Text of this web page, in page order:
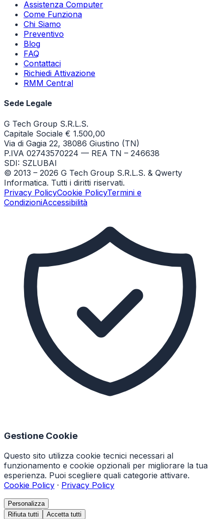
Assistenza Computer
Come Funziona
Chi Siamo
Preventivo
Blog
FAQ
Contattaci
Richiedi Attivazione
RMM Central
Sede Legale
G Tech Group S.R.L.S.
Capitale Sociale € 1.500,00
Via di Gagia 22, 38086 Giustino (TN)
P.IVA 02743570224 — REA TN – 246638
SDI: SZLUBAI
© 2013 – 2026 G Tech Group S.R.L.S. & Qwerty
Informatica. Tutti i diritti riservati.
Privacy PolicyCookie PolicyTermini e
CondizioniAccessibilità
Gestione Cookie
Questo sito utilizza cookie tecnici necessari al
funzionamento e cookie opzionali per migliorare la tua
esperienza. Puoi scegliere quali categorie attivare.
Cookie Policy · Privacy Policy
Personalizza
Rifiuta tutti
Accetta tutti